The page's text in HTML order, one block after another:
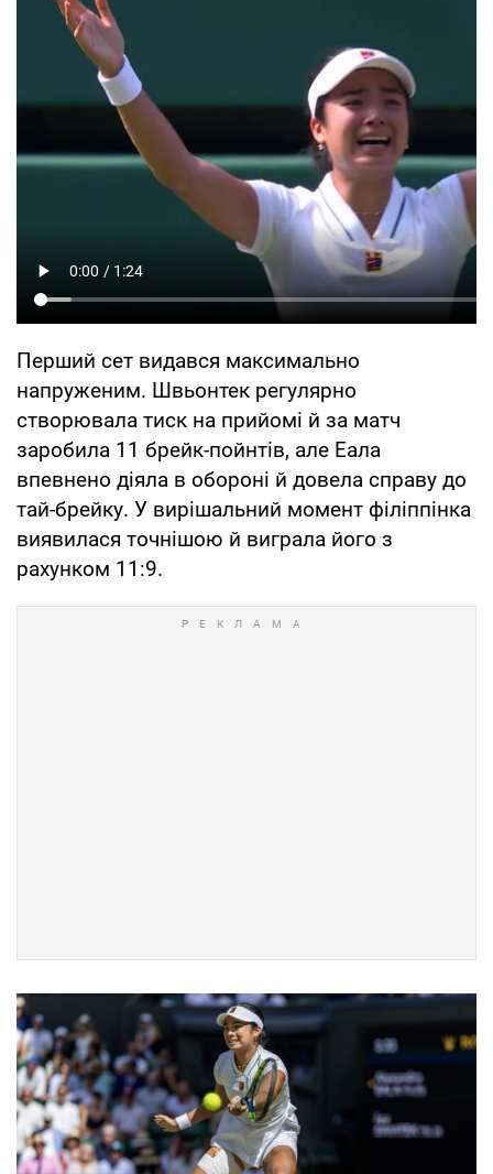
Перший сет видався максимально
напруженим. Швьонтек регулярно
створювала тиск на прийомі й за матч
заробила 11 брейк-пойнтів, але Еала
впевнено діяла в обороні й довела справу до
тай-брейку. У вирішальний момент філіппінка
виявилася точнішою й виграла його з
рахунком 11:9.